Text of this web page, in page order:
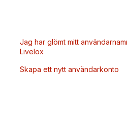
Jag har glömt mitt
Livelox
Skapa ett nytt användarkonto